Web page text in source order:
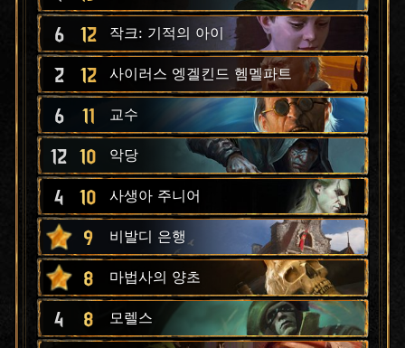
6 12 작크: 기적의 아이
2 12 사이러스 엥겔킨드 헴멜파트
6 11 교수
12 10 악당
4 10 사생아 주니어
9 비발디 은행
8 마법사의 양초
4 8 모렐스